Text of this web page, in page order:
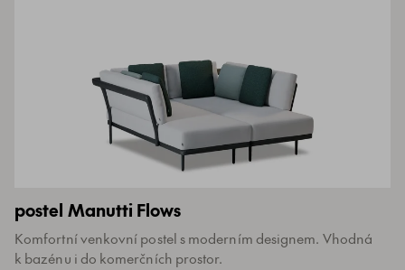
postel Manutti Flows
Komfortní venkovní postel s moderním designem. Vhodná
k bazénu i do komerčních prostor.